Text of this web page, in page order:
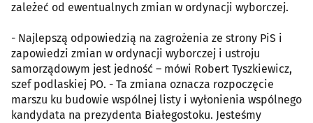
zależeć od ewentualnych zmian w ordynacji wyborczej.
- Najlepszą odpowiedzią na zagrożenia ze strony PiS i
zapowiedzi zmian w ordynacji wyborczej i ustroju
samorządowym jest jedność – mówi Robert Tyszkiewicz,
szef podlaskiej PO. - Ta zmiana oznacza rozpoczęcie
marszu ku budowie wspólnej listy i wyłonienia wspólnego
kandydata na prezydenta Białegostoku. Jesteśmy